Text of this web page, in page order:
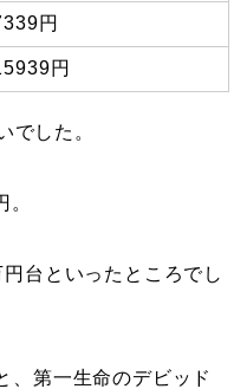
円
円
でした。
台といったところでし
、第一生命のデビッド